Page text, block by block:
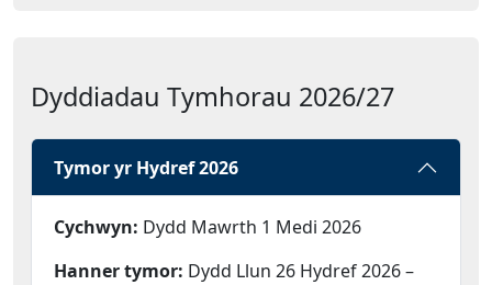
Dyddiadau Tymhorau 2026/27
Tymor yr Hydref 2026
Cychwyn: Dydd Mawrth 1 Medi 2026
Hanner tymor: Dydd Llun 26 Hydref 2026 –